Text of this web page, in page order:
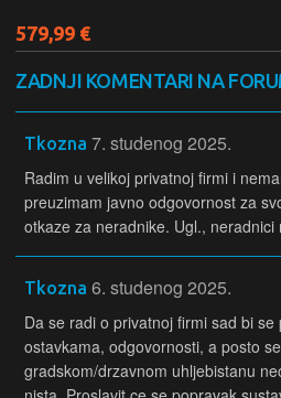
579,99 €
ZADNJI KOMENTARI NA
Tkozna 7. studenog 2025.
Radim u velikoj privatnoj firmi i
preuzimam javno odgovornost za
otkaze za neradnike. Ugl., neradnici
Tkozna 6. studenog 2025.
Da se radi o privatnoj firmi sad bi se
ostavkama, odgovornosti, a posto
gradskom/drzavnom uhljebistanu